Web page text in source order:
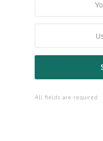
All fields are required.